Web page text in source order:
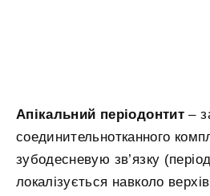
Апікальний періодонтит–
соединительнотканного
зубодесневую зв’язку
локалізується навколо